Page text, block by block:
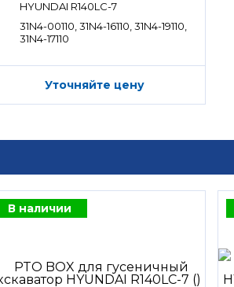
HYUNDAI R140LC-7
31N4-00110, 31N4-16110, 31N4-19110,
31N4-17110
Уточняйте цену
В наличии